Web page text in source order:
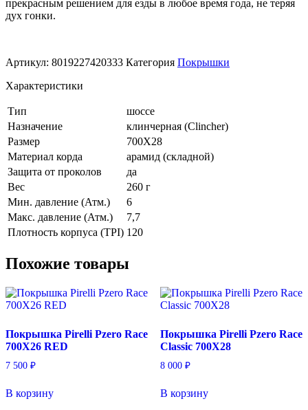
прекрасным решением для езды в любое время года, не теряя
дух гонки.
Артикул: 8019227420333 Категория Покрышки
Характеристики
Тип
шоссе
Назначение
клинчерная (Clincher)
Размер
700X28
Материал корда
арамид (складной)
Защита от проколов
да
Вес
260 г
Мин. давление (Атм.)
6
Макс. давление (Атм.)
7,7
Плотность корпуса (TPI) 120
Похожие товары
Покрышка Pirelli Pzero Race
700X26 RED
7 500 ₽
В корзину
Покрышка Pirelli Pzero Race
Classic 700X28
8 000 ₽
В корзину